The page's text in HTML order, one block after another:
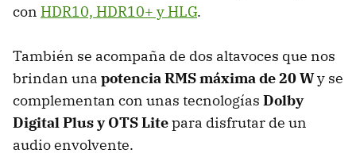
con HDR10, HDR10+ y HLG.
También se acompaña de dos altavoces que nos
brindan una potencia RMS máxima de 20 Wy se
complementan con unas tecnologías Dolby
Digital Plus y OTS Litepara disfrutar de un
audio envolvente.